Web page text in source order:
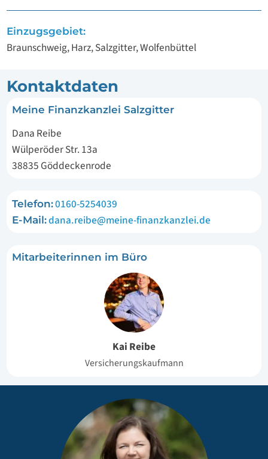
Einzugsgebiet:
Braunschweig, Harz, Salzgitter, Wolfenbüttel
Kontaktdaten
Meine Finanzkanzlei Salzgitter
Dana Reibe
Wülperöder Str. 13a
38835 Göddeckenrode
Telefon:0160-5254039
E-Mail:dana.reibe@meine-finanzkanzlei.de
Mitarbeiterinnen im Büro
Kai Reibe
Versicherungskaufmann